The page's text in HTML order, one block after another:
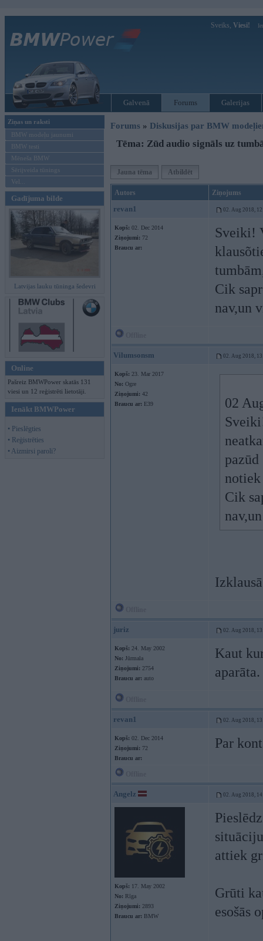
Sveiks, Viesi!
Galvenā Forums Galerijas
Ziņas un raksti
BMW modeļu jaunumi
BMW testi
Mēneša BMW
Sērijveida tūnings
Vel...
Gadījuma bilde
Latvijas lauku tūninga šedevri
Online
Pašreiz BMWPower skatās 131
viesi un 12 reģistrēti lietotāji.
Ienākt BMWPower
• Pieslēgties
• Reģistrēties
• Aizmirsi paroli?
Forums » Diskusijas par BMW
Tēma: Zūd audio signāls uz
Jauna tēma Atbildēt
Autors Ziņojums
revan1 02. Aug 2018,
Kopš: 02. Dec 2014
Ziņojumi: 72
Braucu ar:
Sveiki!
Cik
nav,un
Vilumsonsm 02. Aug 2018,
Kopš: 23. Mar 2017
No: Ogre
Ziņojumi: 42
Braucu ar: E39
02
Cik
juriz 02. Aug 2018,
Kopš: 24. May 2002
No: Jūrmala
Ziņojumi: 2754
Braucu ar: auto
Kaut
aparāta.
revan1 02. Aug 2018,
Kopš: 02. Dec 2014
Ziņojumi: 72
Braucu ar:
Par
Angelz 02. Aug 2018,
Kopš: 17. May 2002
No: Rīga
Ziņojumi: 2893
Braucu ar: BMW
attiek
Grūti
esošās